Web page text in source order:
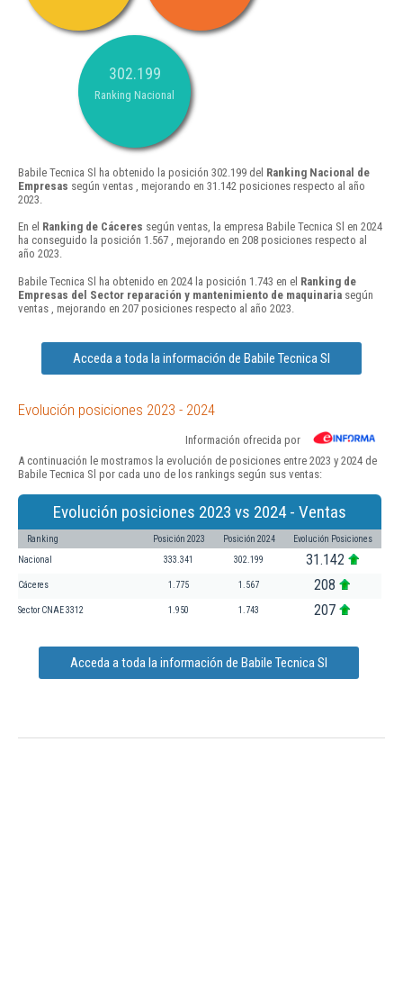
302.199
Ranking Nacional
Babile Tecnica Sl ha obtenido la posición 302.199 del Ranking Nacional de
Empresas según ventas , mejorando en 31.142 posiciones respecto al año
2023.
En el Ranking de Cáceres según ventas, la empresa Babile Tecnica Sl en 2024
ha conseguido la posición 1.567 , mejorando en 208 posiciones respecto al
año 2023.
Babile Tecnica Sl ha obtenido en 2024 la posición 1.743 en el Ranking de
Empresas del Sector reparación y mantenimiento de maquinaria según
ventas , mejorando en 207 posiciones respecto al año 2023.
Acceda a toda la información de Babile Tecnica Sl
Evolución posiciones 2023 - 2024
Información ofrecida por
A continuación le mostramos la evolución de posiciones entre 2023 y 2024 de
Babile Tecnica Sl por cada uno de los rankings según sus ventas:
Evolución posiciones 2023 vs 2024 - Ventas
Ranking Posición 2023 Posición 2024 Evolución Posiciones
Nacional 333.341 302.199 31.142
Cáceres 1.775 1.567 208
Sector CNAE 3312 1.950 1.743 207
Acceda a toda la información de Babile Tecnica Sl